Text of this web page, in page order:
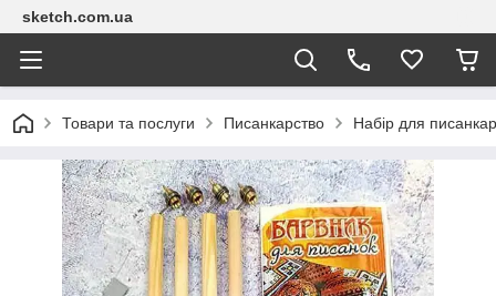
sketch.com.ua
Товари та послуги Писанкарство Набір для